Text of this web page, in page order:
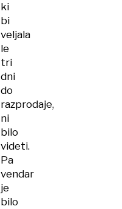
ki
bi
veljala
le
tri
dni
do
razprodaje,
ni
bilo
videti.
Pa
vendar
je
bilo